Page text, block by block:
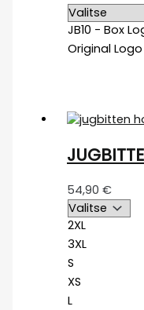
JB10 - Box
Original Logo
54,90€
2XL
3XL
S
XS
L